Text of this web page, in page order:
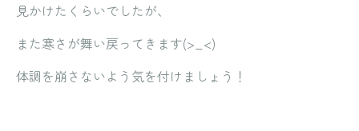
見かけたくらいでしたが、
また寒さが舞い戻ってきます(>_<)
体調を崩さないよう気を付けましょう！